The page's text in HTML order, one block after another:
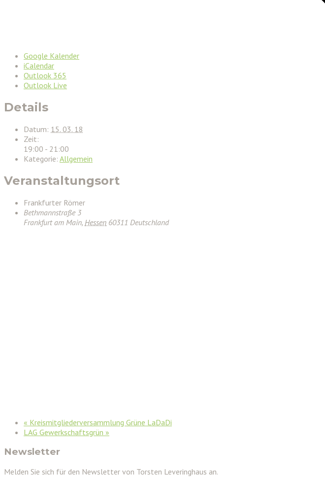
Google Kalender
iCalendar
Outlook 365
Outlook Live
Details
Datum: 15. 03. 18
Zeit:
19:00 - 21:00
Kategorie: Allgemein
Veranstaltungsort
Frankfurter Römer
Bethmannstraße 3
Frankfurt am Main, Hessen 60311 Deutschland
« Kreismitgliederversammlung Grüne LaDaDi
LAG Gewerkschaftsgrün »
Newsletter
Melden Sie sich für den Newsletter von Torsten Leveringhaus an.